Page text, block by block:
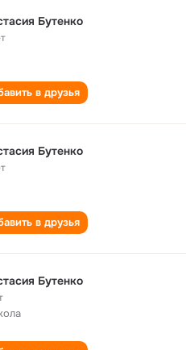
Бутенко
в друзья
Бутенко
в друзья
Бутенко